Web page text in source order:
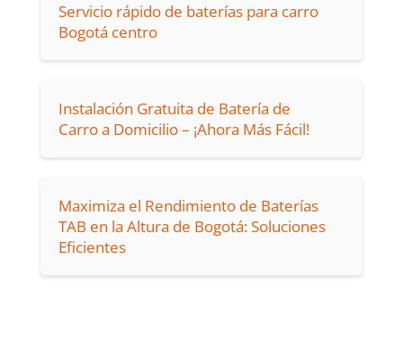
Servicio rápido de baterías para carro
Bogotá centro
Instalación Gratuita de Batería de
Carro a Domicilio – ¡Ahora Más Fácil!
Maximiza el Rendimiento de Baterías
TAB en la Altura de Bogotá: Soluciones
Eficientes